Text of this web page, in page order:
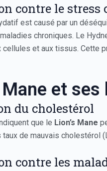
contre le stress
est causé par un
chroniques. Le
cellules et aux tissus. Cette
Mane et
du cholestérol
que le Lion’s Mane
de mauvais cholestérol
contre les